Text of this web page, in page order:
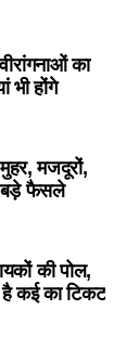
का
भी होंगे
मजदूरों,
बड़े फैसले
की पोल,
कई का टिकट